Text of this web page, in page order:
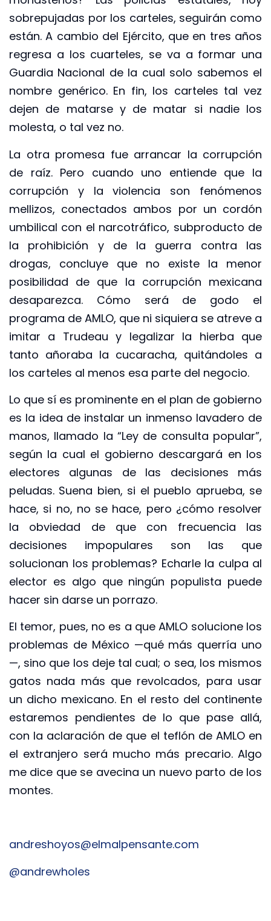
sobrepujadas por los carteles, seguirán como
están. A cambio del Ejército, que en tres años
regresa a los cuarteles, se va a formar una
Guardia Nacional de la cual solo sabemos el
nombre genérico. En fin, los carteles tal vez
dejen de matarse y de matar si nadie los
molesta, o tal vez no.
La otra promesa fue arrancar la corrupción
de raíz. Pero cuando uno entiende que la
corrupción y la violencia son fenómenos
mellizos, conectados ambos por un cordón
umbilical con el narcotráfico, subproducto de
la prohibición y de la guerra contra las
drogas, concluye que no existe la menor
posibilidad de que la corrupción mexicana
desaparezca. Cómo será de godo el
programa de AMLO, que ni siquiera se atreve a
imitar a Trudeau y legalizar la hierba que
tanto añoraba la cucaracha, quitándoles a
los carteles al menos esa parte del negocio.
Lo que sí es prominente en el plan de gobierno
es la idea de instalar un inmenso lavadero de
manos, llamado la “Ley de consulta popular”,
según la cual el gobierno descargará en los
electores algunas de las decisiones más
peludas. Suena bien, si el pueblo aprueba, se
hace, si no, no se hace, pero ¿cómo resolver
la obviedad de que con frecuencia las
decisiones impopulares son las que
solucionan los problemas? Echarle la culpa al
elector es algo que ningún populista puede
hacer sin darse un porrazo.
El temor, pues, no es a que AMLO solucione los
problemas de México —qué más querría uno
—, sino que los deje tal cual; o sea, los mismos
gatos nada más que revolcados, para usar
un dicho mexicano. En el resto del continente
estaremos pendientes de lo que pase allá,
con la aclaración de que el teflón de AMLO en
el extranjero será mucho más precario. Algo
me dice que se avecina un nuevo parto de los
montes.
andreshoyos@elmalpensante.com
@andrewholes